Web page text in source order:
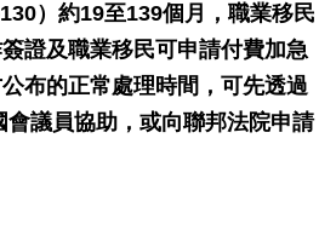
）約19至139個月，職業移民
證及職業移民可申請付費加急
布的正常處理時間，可先透過
議員協助，或向聯邦法院申請